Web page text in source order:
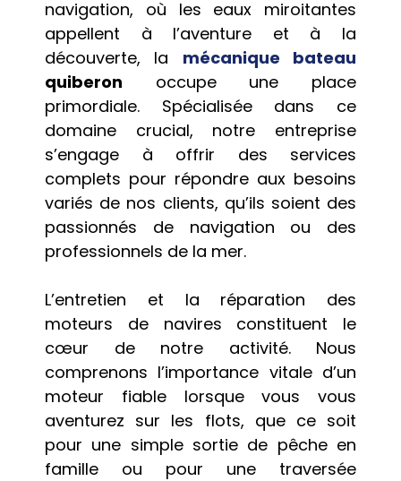
navigation, où les eaux miroitantes
appellent à l’aventure et à la
découverte, la mécanique bateau
quiberon occupe une place
primordiale. Spécialisée dans ce
domaine crucial, notre entreprise
s’engage à offrir des services
complets pour répondre aux besoins
variés de nos clients, qu’ils soient des
passionnés de navigation ou des
professionnels de la mer.
L’entretien et la réparation des
moteurs de navires constituent le
cœur de notre activité. Nous
comprenons l’importance vitale d’un
moteur fiable lorsque vous vous
aventurez sur les flots, que ce soit
pour une simple sortie de pêche en
famille ou pour une traversée